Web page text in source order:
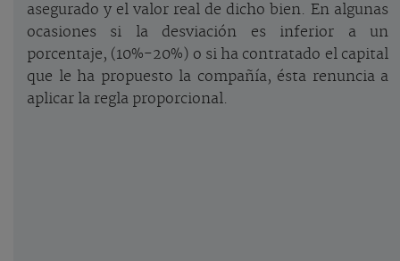
asegurado y el valor real de dicho bien. En algunas
ocasiones si la desviación es inferior a un
porcentaje, (10%-20%) o si ha contratado el capital
que le ha propuesto la compañía, ésta renuncia a
aplicar la regla proporcional.